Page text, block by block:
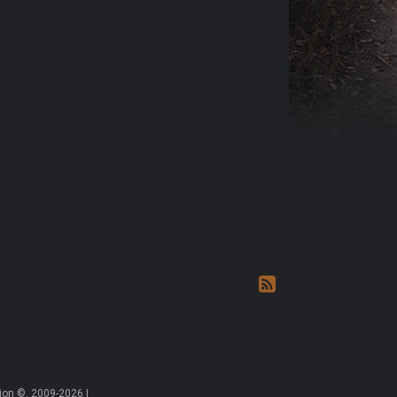
©, 2009-2026 |